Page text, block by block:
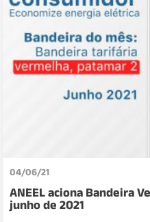
04/06/21
ANEEL aciona Bandeira
junho de 2021